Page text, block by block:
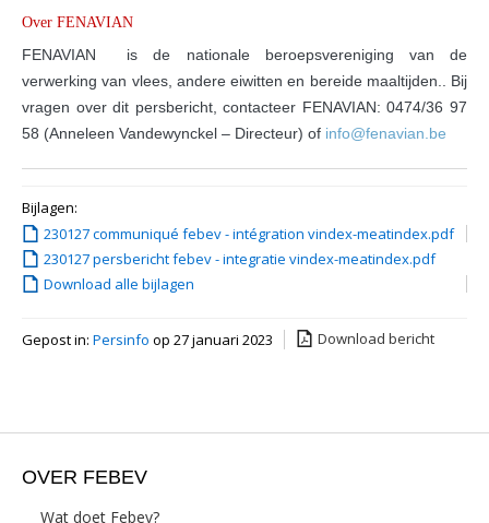
Over FENAVIAN
FENAVIAN is de nationale beroepsvereniging van de
verwerking van vlees, andere eiwitten en bereide maaltijden.. Bij
vragen over dit persbericht, contacteer FENAVIAN: 0474/36 97
58 (Anneleen Vandewynckel – Directeur) of info@fenavian.be
Bijlagen:
230127 communiqué febev - intégration vindex-meatindex.pdf
230127 persbericht febev - integratie vindex-meatindex.pdf
Download alle bijlagen
Gepost in: Persinfo op 27 januari 2023 Download bericht
OVER FEBEV
Wat doet Febev?